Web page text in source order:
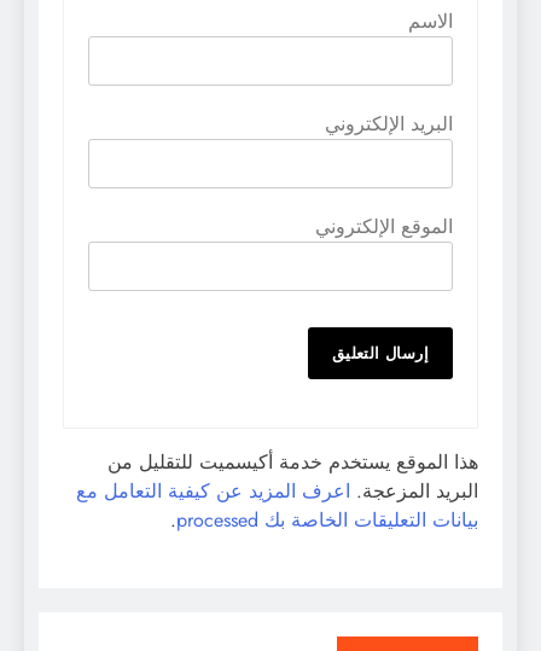
الاسم
البريد الإلكتروني
الموقع الإلكتروني
هذا الموقع يستخدم خدمة أكيسميت للتقليل من
البريد المزعجة. اعرف المزيد عن كيفية التعامل مع
بيانات التعليقات الخاصة بك processed
.